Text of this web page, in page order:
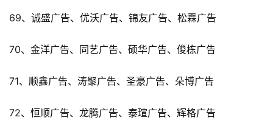
69、诚盛广告、优沃广告、锦友广告、松霖广告
70、金洋广告、同艺广告、硕华广告、俊栋广告
71、顺鑫广告、涛聚广告、圣豪广告、朵博广告
72、恒顺广告、龙腾广告、泰瑄广告、辉格广告